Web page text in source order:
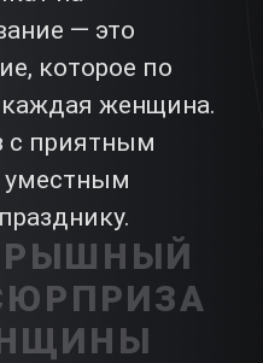
— это
которое по
каждая женщина.
с приятным
уместным